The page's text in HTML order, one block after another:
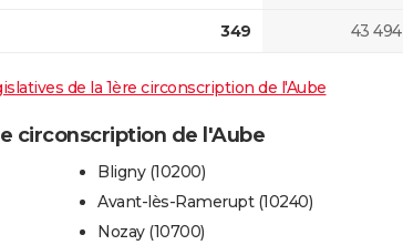
349 43 494
de la 1ère circonscription de l'Aube
circonscription de l'Aube
Bligny (10200)
Avant-lès-Ramerupt (10240)
Nozay (10700)